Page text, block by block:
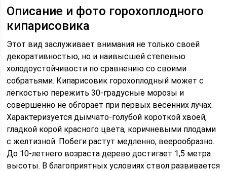
Описание и фото горохоплодного
кипарисовика
Этот вид заслуживает внимания не только своей
декоративностью, но и наивысшей степенью
холодоустойчивости по сравнению со своими
собратьями. Кипарисовик горохоплодный может с
лёгкостью пережить 30-градусные морозы и
совершенно не обгорает при первых весенних лучах.
Характеризуется дымчато-голубой короткой хвоей,
гладкой корой красного цвета, коричневыми плодами
с желтизной. Побеги растут медленно, веерообразно.
До 10-летнего возраста дерево достигает 1,5 метра
высоты. В благоприятных условиях ствол развивается